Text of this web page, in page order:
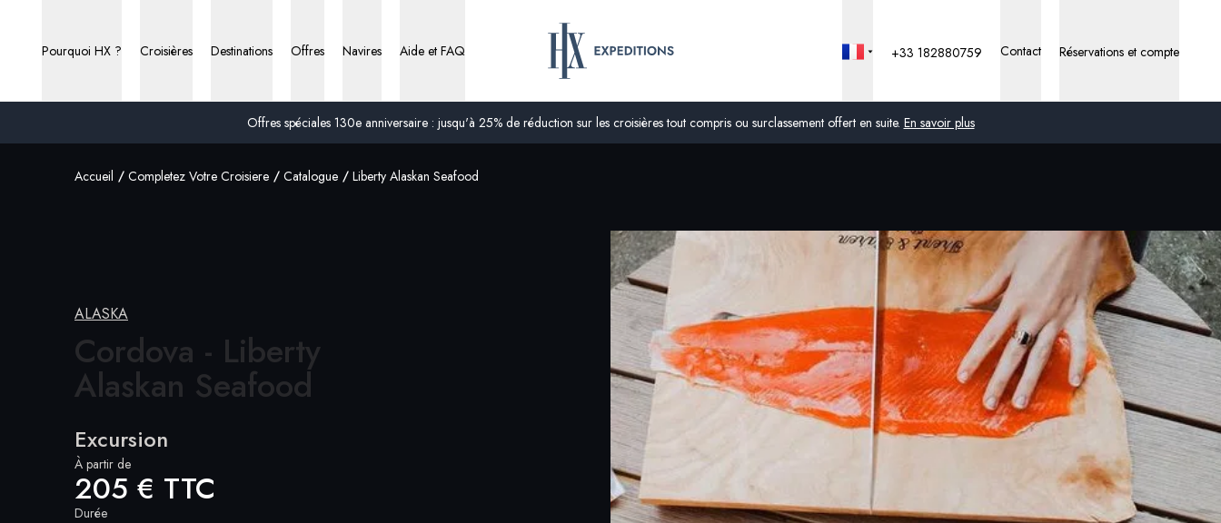
Offres spéciales 130e anniversaire : jusqu'à 25% de réduction sur les croisières tout compris ou surclassement offert en suite. En savoir plus
Pourquoi HX ? Croisières Destinations Offres Navires Aide et FAQ
Royaume-Uni
États-Unis
Allemagne
Suisse
France
Danemark
+33 182880759 Contact Réservations et compte
Accueil Completez Votre Croisiere Catalogue Liberty Alaskan Seafood
ALASKA
Cordova - Liberty
Alaskan Seafood
Excursion
À partir de
205 € TTC
Durée